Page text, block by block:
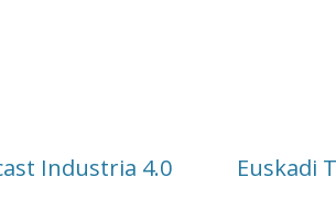
Industria 4.0 Euskadi